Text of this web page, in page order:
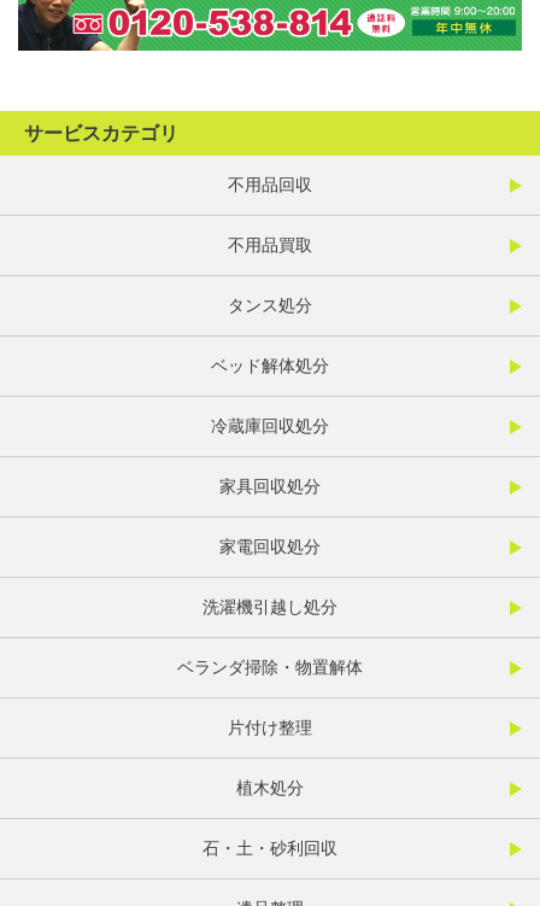
サービスカテゴリ
不用品回収
不用品買取
タンス処分
ベッド解体処分
冷蔵庫回収処分
家具回収処分
家電回収処分
洗濯機引越し処分
ベランダ掃除・物置解体
片付け整理
植木処分
石・土・砂利回収